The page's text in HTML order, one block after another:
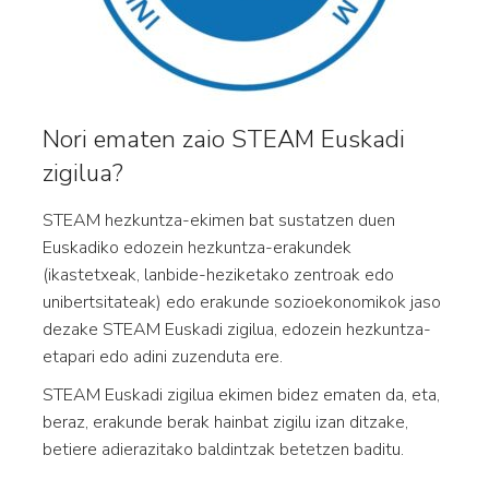
Nori ematen zaio STEAM Euskadi
zigilua?
STEAM hezkuntza-ekimen bat sustatzen duen
Euskadiko edozein hezkuntza-erakundek
(ikastetxeak, lanbide-heziketako zentroak edo
unibertsitateak) edo erakunde sozioekonomikok jaso
dezake STEAM Euskadi zigilua, edozein hezkuntza-
etapari edo adini zuzenduta ere.
STEAM Euskadi zigilua ekimen bidez ematen da, eta,
beraz, erakunde berak hainbat zigilu izan ditzake,
betiere adierazitako baldintzak betetzen baditu.